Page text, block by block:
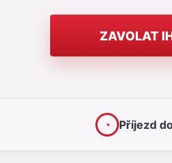
ZAVOLAT
◔ Příjezd